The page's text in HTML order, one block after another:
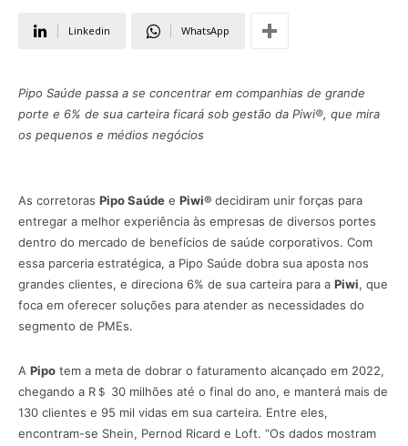
Linkedin WhatsApp
Pipo Saúde passa a se concentrar em companhias de grande
porte e 6% de sua carteira ficará sob gestão da Piwi®, que mira
os pequenos e médios negócios
As corretoras Pipo Saúde e Piwi® decidiram unir forças para
entregar a melhor experiência às empresas de diversos portes
dentro do mercado de benefícios de saúde corporativos. Com
essa parceria estratégica, a Pipo Saúde dobra sua aposta nos
grandes clientes, e direciona 6% de sua carteira para a Piwi, que
foca em oferecer soluções para atender as necessidades do
segmento de PMEs.
A Pipo tem a meta de dobrar o faturamento alcançado em 2022,
chegando a R＄ 30 milhões até o final do ano, e manterá mais de
130 clientes e 95 mil vidas em sua carteira. Entre eles,
encontram-se Shein, Pernod Ricard e Loft. “Os dados mostram